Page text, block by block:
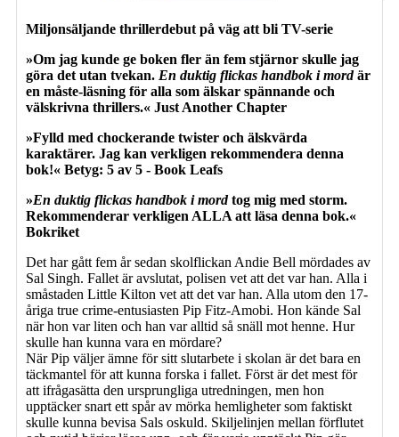
Miljonsäljande thrillerdebut på väg att bli TV-serie
»Om jag kunde ge boken fler än fem stjärnor skulle jag
göra det utan tvekan. En duktig flickas handbok i mordär
en måste-läsning för alla som älskar spännande och
välskrivna thrillers.« Just Another Chapter
»Fylld med chockerande twister och älskvärda
karaktärer. Jag kan verkligen rekommendera denna
bok!« Betyg: 5 av 5 - Book Leafs
»En duktig flickas handbok i mordtog mig med storm.
Rekommenderar verkligen ALLA att läsa denna bok.«
Bokriket
Det har gått fem år sedan skolflickan Andie Bell mördades av
Sal Singh. Fallet är avslutat, polisen vet att det var han. Alla i
småstaden Little Kilton vet att det var han. Alla utom den 17-
åriga true crime-entusiasten Pip Fitz-Amobi. Hon kände Sal
när hon var liten och han var alltid så snäll mot henne. Hur
skulle han kunna vara en mördare?
När Pip väljer ämne för sitt slutarbete i skolan är det bara en
täckmantel för att kunna forska i fallet. Först är det mest för
att ifrågasätta den ursprungliga utredningen, men hon
upptäcker snart ett spår av mörka hemligheter som faktiskt
skulle kunna bevisa Sals oskuld. Skiljelinjen mellan förflutet